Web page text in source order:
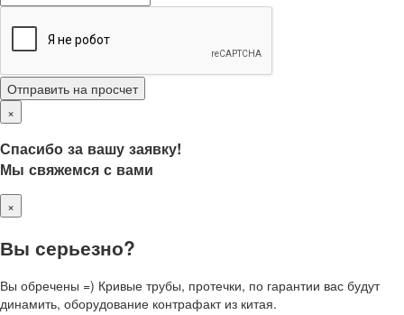
Отправить на просчет
×
Спасибо за вашу заявку!
Мы свяжемся с вами
×
Вы серьезно?
Вы обречены =) Кривые трубы, протечки, по гарантии вас будут
динамить, оборудование контрафакт из китая.